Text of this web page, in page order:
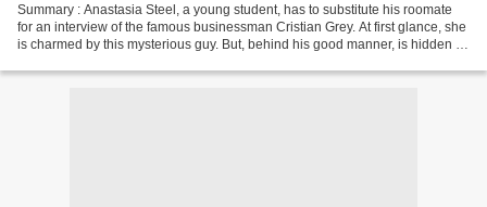
Summary : Anastasia Steel, a young student, has to substitute his roomate
for an interview of the famous businessman Cristian Grey. At first glance, she
is charmed by this mysterious guy. But, behind his good manner, is hidden a